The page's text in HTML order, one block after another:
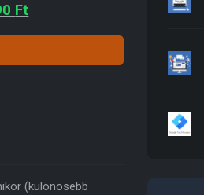
price was: 4 990 Ft.
FtCurrent price is: 1 990 Ft.
(különösebb